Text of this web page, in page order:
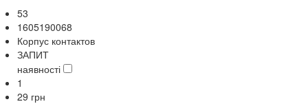
53
1605190068
Корпус контактов
ЗАПИТ
наявності
1
29 грн